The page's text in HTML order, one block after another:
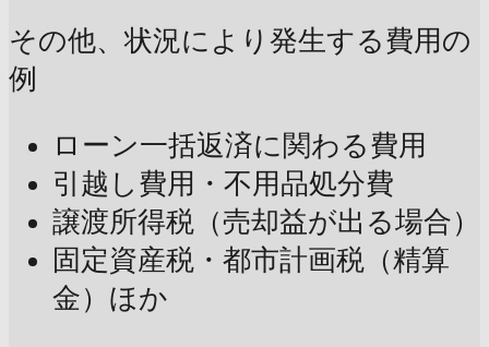
その他、状況により発生する費用の
例
ローン一括返済に関わる費用
引越し費用・不用品処分費
譲渡所得税（売却益が出る場合）
固定資産税・都市計画税（精算
金）ほか